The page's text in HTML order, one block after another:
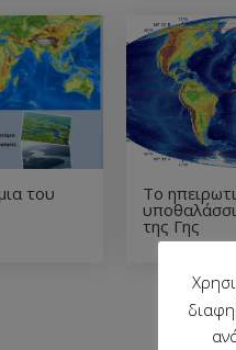
του Το
της Γης